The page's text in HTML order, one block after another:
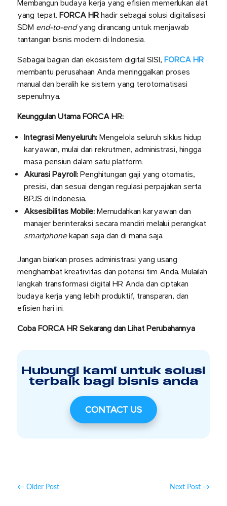
Membangun budaya kerja yang efisien memerlukan alat
yang tepat.FORCA HR hadir sebagai solusi digitalisasi
SDM end-to-endyang dirancang untuk menjawab
tantangan bisnis modern di Indonesia.
Sebagai bagian dari ekosistem digital SISI,FORCA HR
membantu perusahaan Anda meninggalkan proses
manual dan beralih ke sistem yang terotomatisasi
sepenuhnya.
Keunggulan Utama FORCA HR:
Integrasi Menyeluruh: Mengelola seluruh siklus hidup
karyawan, mulai dari rekrutmen, administrasi, hingga
masa pensiun dalam satu platform.
Akurasi Payroll: Penghitungan gaji yang otomatis,
presisi, dan sesuai dengan regulasi perpajakan serta
BPJS di Indonesia.
Aksesibilitas Mobile: Memudahkan karyawan dan
manajer berinteraksi secara mandiri melalui perangkat
smartphonekapan saja dan di mana saja.
Jangan biarkan proses administrasi yang usang
menghambat kreativitas dan potensi tim Anda. Mulailah
langkah transformasi digital HR Anda dan ciptakan
budaya kerja yang lebih produktif, transparan, dan
efisien hari ini.
Coba FORCA HR Sekarang dan Lihat Perubahannya
Hubungi kami untuk solusi
terbaik bagi bisnis anda
CONTACT US
←Older Post Next Post→